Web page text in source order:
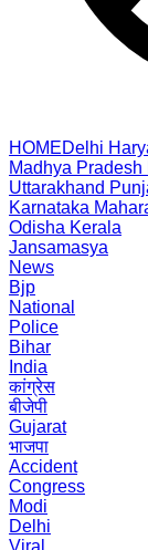
HOMEDelhi
Madhya Pradesh
Uttarakhand
Karnataka
Odisha Kerala
Jansamasya
News
Bjp
National
Police
Bihar
India
कांग्रेस
बीजेपी
Gujarat
भाजपा
Accident
Congress
Modi
Delhi
Viral